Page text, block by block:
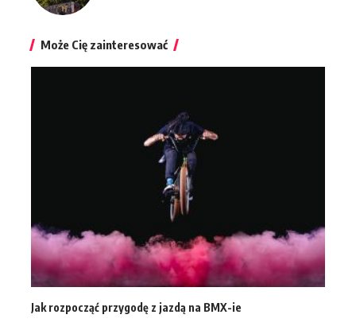
Może Cię zainteresować
Jak rozpocząć przygodę z jazdą na BMX-ie